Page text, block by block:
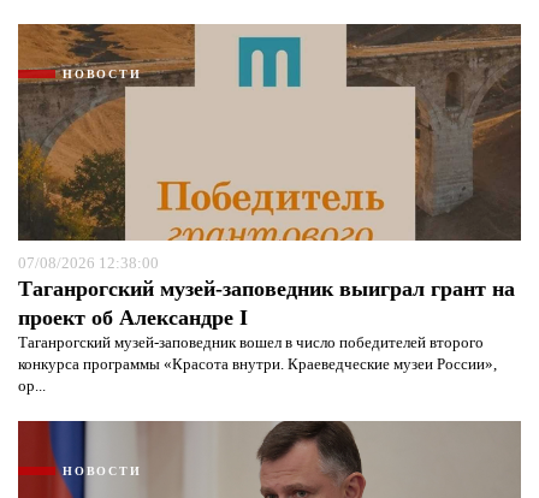
НОВОСТИ
07/08/2026 12:38:00
Таганрогский музей-заповедник выиграл грант на
проект об Александре I
Таганрогский музей-заповедник вошел в число победителей второго
конкурса программы «Красота внутри. Краеведческие музеи России»,
ор...
НОВОСТИ